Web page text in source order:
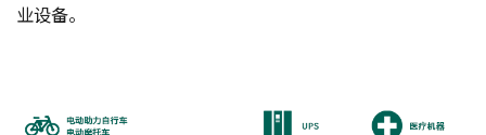
业设备。